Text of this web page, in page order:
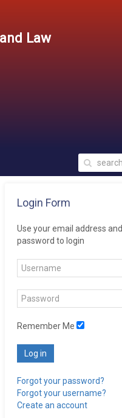
Law
Login Form
Use your email address and
password to login
Remember Me
Log in
Forgot your password?
Forgot your username?
Create an account